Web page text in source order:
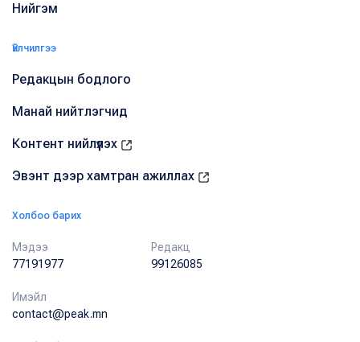
Нийгэм
Үйлчилгээ
Редакцын бодлого
Манай нийтлэгчид
Контент нийлүүлэх
Эвэнт дээр хамтран ажиллах
Холбоо барих
Мэдээ
77191977
Редакц
99126085
Имэйл
contact@peak.mn